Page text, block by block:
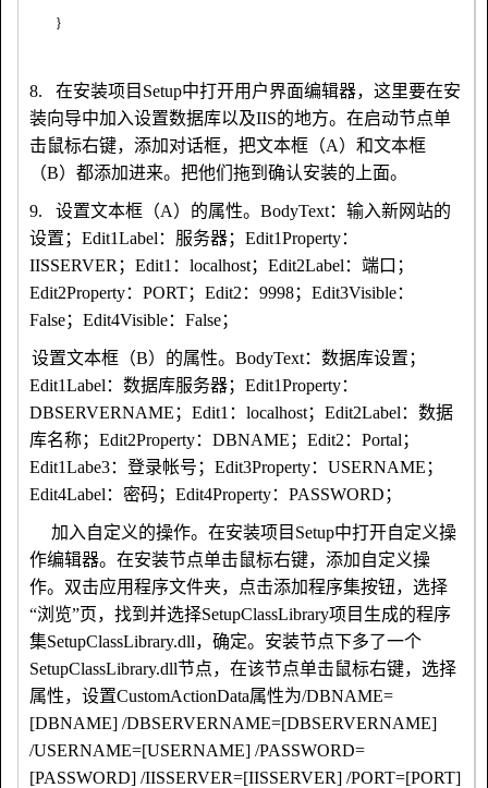
}
8、8. 在安装项目 Setup中打开用户界面编辑器，这里要在安
装向导中加入设置数据库以及IIS的地方。在启动节点单
击鼠标右键，添加对话框，把文本框（A）和文本框
（B）都添加进来。把他们拖到确认安装的上面。
9、9. 设置文本框（A）的属性。 BodyText：输入新网站的
设置； Edit1Label ：服务器； Edit1Property：
IISSERVER ； Edit1 ： localhost； Edit2Label ：端口；
Edit2Property： PORT； Edit2 ： 9998； Edit3Visible：
False； Edit4Visible： False；
设置文本框（B）的属性。 BodyText：数据库设置；
Edit1Label ：数据库服务器； Edit1Property：
DBSERVERNAME ； Edit1 ： localhost； Edit2Label ：数据
库名称； Edit2Property： DBNAME ； Edit2 ： Portal ；
Edit1Labe3：登录帐号； Edit3Property： USERNAME ；
Edit4Label ：密码； Edit4Property： PASSWORD ；
加入自定义的操作。在安装项目 Setup中打开自定义操
作编辑器。在安装节点单击鼠标右键，添加自定义操
作。双击应用程序文件夹，点击添加程序集按钮，选择
“浏览”页，找到并选择SetupClassLibrary项目生成的程序
集SetupClassLibrary.dll，确定。安装节点下多了一个
SetupClassLibrary.dll节点，在该节点单击鼠标右键，选择
属性，设置CustomActionData属性为/DBNAME=
[DBNAME] /DBSERVERNAME=[DBSERVERNAME]
/USERNAME=[USERNAME] /PASSWORD=
[PASSWORD] /IISSERVER=[IISSERVER] /PORT=[PORT]